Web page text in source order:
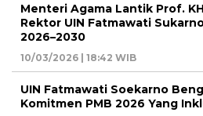
Menteri Agama Lantik Prof.
Rektor UIN Fatmawati
2026–2030
10/03/2026 | 18:42 WIB
UIN Fatmawati Soekarno
Komitmen PMB 2026 Yang